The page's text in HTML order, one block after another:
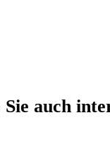
auch